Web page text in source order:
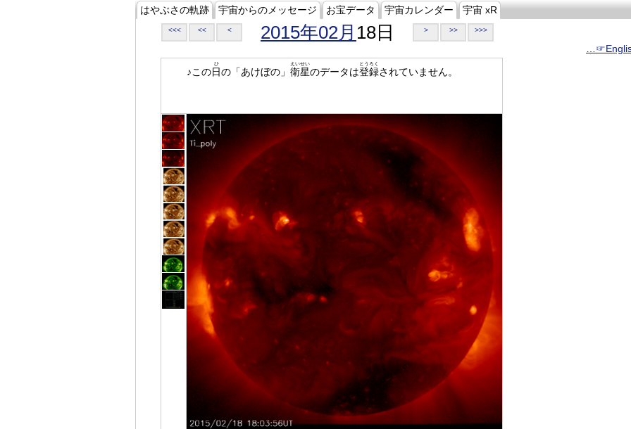
はやぶさの軌跡 宇宙からのメッセージ お宝データ 宇宙カレンダー 宇宙 xR
<<< << < 2015年02月 18日 > >> >>>
♪この日
ひ
の「あけぼの」 衛星
えいせい
のデータは登録
とうろく
されていません。